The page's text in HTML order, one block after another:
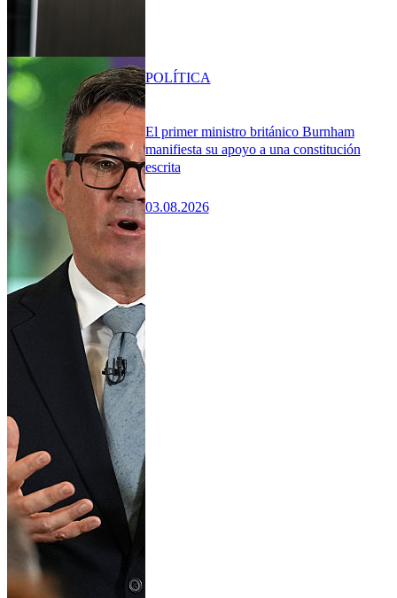
El primer ministro británico Burnham
manifiesta su apoyo a una constitución
escrita
03.08.2026
POLÍTICA